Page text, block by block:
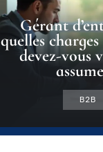
Gérant
quelles
devez-vous
B2B